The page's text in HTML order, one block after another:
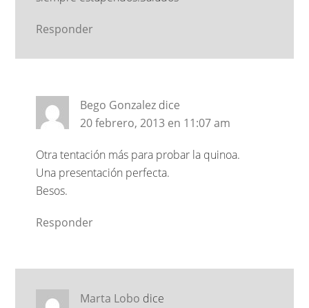
Responder
Bego Gonzalez dice
20 febrero, 2013 en 11:07 am
Otra tentación más para probar la quinoa.
Una presentación perfecta.
Besos.
Responder
Marta Lobo dice